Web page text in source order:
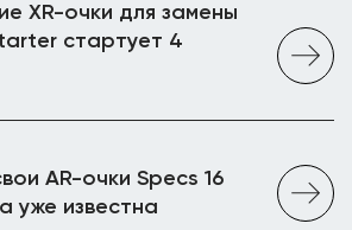
XR-очки для замены
стартует 4
AR-очки Specs 16
уже известна